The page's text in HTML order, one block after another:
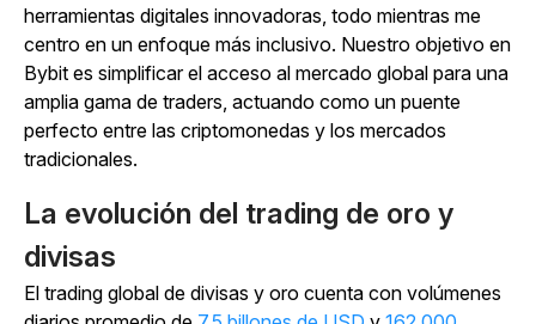
herramientas digitales innovadoras, todo mientras me
centro en un enfoque más inclusivo. Nuestro objetivo en
Bybit es simplificar el acceso al mercado global para una
amplia gama de traders, actuando como un puente
perfecto entre las criptomonedas y los mercados
tradicionales.
La evolución del trading de oro y
divisas
El trading global de divisas y oro cuenta con volúmenes